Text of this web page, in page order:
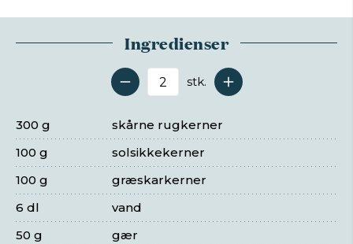
Ingredienser
Antal serveringer
stk.
skårne rugkerner
300 g
solsikkekerner
100 g
græskarkerner
100 g
vand
6 dl
gær
50 g